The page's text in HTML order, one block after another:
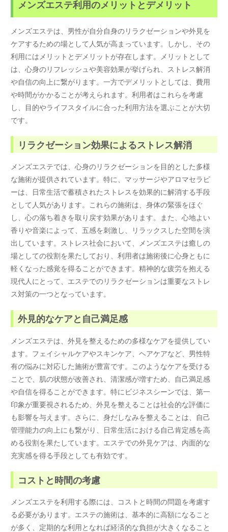
メンズエステ利用のメリットとデメリット
メンズエステは、男性が自分自身のリラクゼーションや外見を
ケアするための場として人気が高まっています。しかし、その
利用にはメリットとデメリットが存在します。メリットとして
は、心身のリフレッシュや美容効果が挙げられ、ストレス解消
や自信の向上に繋がります。一方でデメリットとしては、費用
や時間がかかることが考えられます。利用者はこれらを考慮
し、目的やライフスタイルに合った利用方法を選ぶことが大切
です。
リラクゼーション効果によるストレス解消
メンズエステでは、心身のリラクゼーションを目的とした多様
な施術が提供されています。特に、マッサージやアロマセラピ
ーは、日常生活で蓄積されたストレスを効果的に解消する手段
として人気があります。これらの施術は、身体の緊張をほぐ
し、心の落ち着きを取り戻す効果があります。また、心地よい
香りや音楽によって、五感を刺激し、リラックスした空間を演
出しています。ストレス社会において、メンズエステは癒しの
場としての役割を果たしており、利用者は施術後に心身ともに
軽くなった感覚を得ることができます。精神的な疲労を抱える
現代人にとって、エステでのリラクゼーションは重要なストレ
ス対策の一つとなっています。
外見的なケアと自己満足感
メンズエステは、外見を整えるための多様なケアを提供してい
ます。フェイシャルケアやスキンケア、ヘアケアなど、男性特
有の悩みに対応した施術が豊富です。このようなケアを受ける
ことで、肌の状態が改善され、清潔感が増すため、自己満足感
や自信を得ることができます。特にビジネスシーンでは、第一
印象が重要視されるため、外見を整えることは社会的な評価に
も影響を与えます。さらに、身だしなみを整えることは、自己
管理能力の向上にも繋がり、日常生活における自己肯定感を高
める役割を果たしています。エステでの外見ケアは、内面的な
充実感を得る手段としても有効です。
コストと時間の考慮
メンズエステを利用する際には、コストと時間の問題を考慮す
る必要があります。エステの施術は、基本的に高額になること
が多く、定期的な利用となれば経済的な負担が大きくなること